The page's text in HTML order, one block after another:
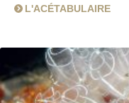
L'ACÉTABULAIRE